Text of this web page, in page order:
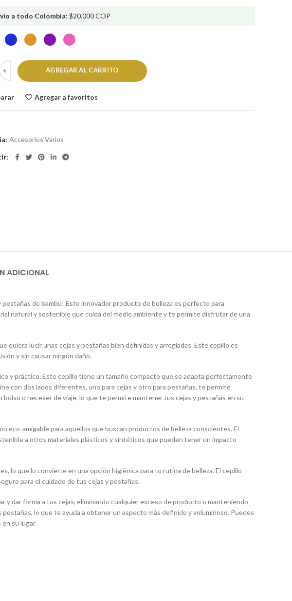
a todo Colombia: $20.000 COP
AGREGAR AL CARRITO
Agregar a favoritos
Accesorios Varios
ADICIONAL
de bambú! Este innovador producto de belleza es perfecto para
natural y sostenible que cuida del medio ambiente y te permite disfrutar de una
quiera lucir unas cejas y pestañas bien definidas y arregladas. Este cepillo es
y sin causar ningún daño.
y práctico. Este cepillo tiene un tamaño compacto que se adapta perfectamente
con dos lados diferentes, uno para cejas y otro para pestañas, te permite
o neceser de viaje, lo que te permite mantener tus cejas y pestañas en su
eco-amigable para aquellos que buscan productos de belleza conscientes. El
a otros materiales plásticos y sintéticos que pueden tener un impacto
lo que lo convierte en una opción higiénica para tu rutina de belleza. El cepillo
para el cuidado de tus cejas y pestañas.
y dar forma a tus cejas, eliminando cualquier exceso de producto o manteniendo
lo que te ayuda a obtener un aspecto más definido y voluminoso. Puedes
su lugar.